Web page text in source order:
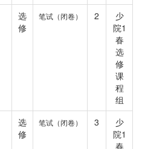
选
修
笔试（闭卷） 2
少
院1
春
选
修
课
程
组
选
修
笔试（闭卷） 3
少
院1
春